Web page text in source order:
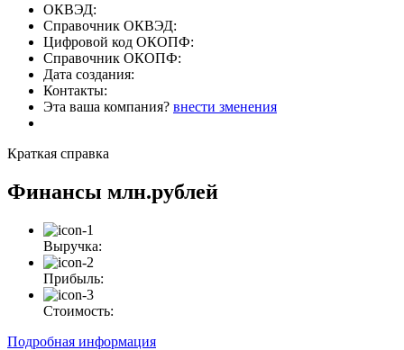
ОКВЭД:
Справочник ОКВЭД:
Цифровой код ОКОПФ:
Справочник ОКОПФ:
Дата создания:
Контакты:
Эта ваша компания? внести зменения
Краткая справка
Финансы млн.рублей
Выручка:
Прибыль:
Стоимость:
Подробная информация